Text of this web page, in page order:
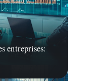
entreprises: